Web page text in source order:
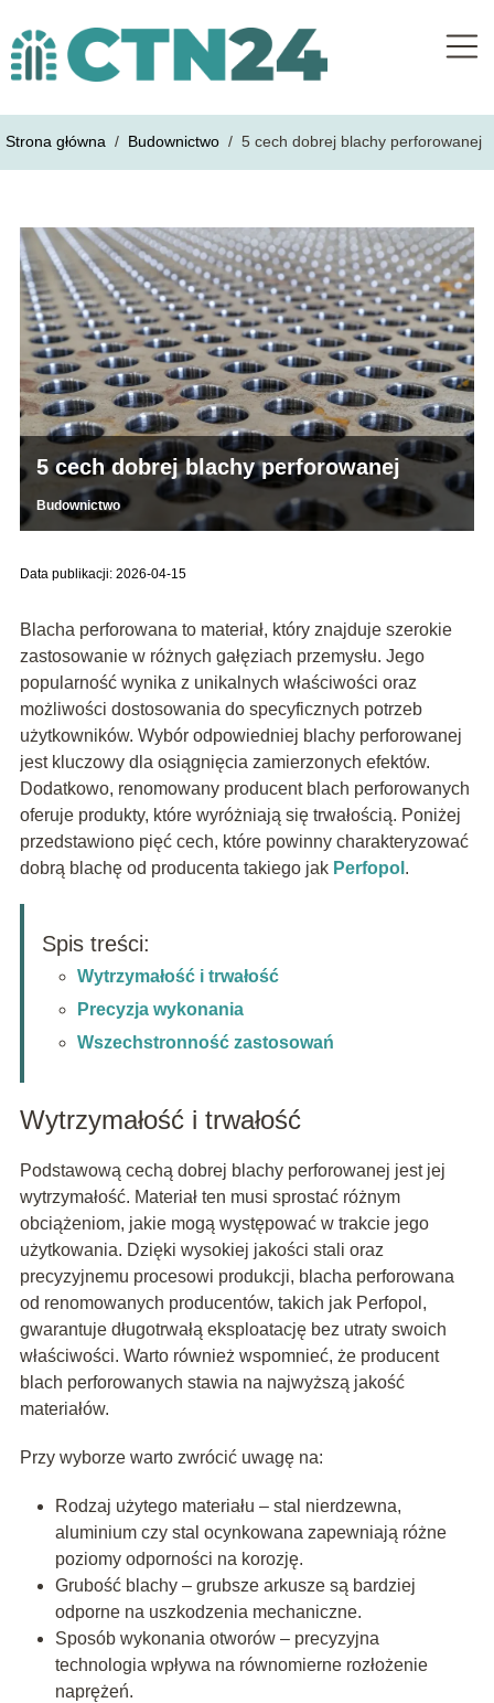
Strona główna / Budownictwo / 5 cech dobrej blachy perforowanej
5 cech dobrej blachy perforowanej
Budownictwo
Data publikacji: 2026-04-15
Blacha perforowana to materiał, który znajduje szerokie
zastosowanie w różnych gałęziach przemysłu. Jego
popularność wynika z unikalnych właściwości oraz
możliwości dostosowania do specyficznych potrzeb
użytkowników. Wybór odpowiedniej blachy perforowanej
jest kluczowy dla osiągnięcia zamierzonych efektów.
Dodatkowo, renomowany producent blach perforowanych
oferuje produkty, które wyróżniają się trwałością. Poniżej
przedstawiono pięć cech, które powinny charakteryzować
dobrą blachę od producenta takiego jak Perfopol .
Spis treści:
Wytrzymałość i trwałość
Precyzja wykonania
Wszechstronność zastosowań
Wytrzymałość i trwałość
Podstawową cechą dobrej blachy perforowanej jest jej
wytrzymałość. Materiał ten musi sprostać różnym
obciążeniom, jakie mogą występować w trakcie jego
użytkowania. Dzięki wysokiej jakości stali oraz
precyzyjnemu procesowi produkcji, blacha perforowana
od renomowanych producentów, takich jak Perfopol,
gwarantuje długotrwałą eksploatację bez utraty swoich
właściwości. Warto również wspomnieć, że producent
blach perforowanych stawia na najwyższą jakość
materiałów.
Przy wyborze warto zwrócić uwagę na:
Rodzaj użytego materiału – stal nierdzewna,
aluminium czy stal ocynkowana zapewniają różne
poziomy odporności na korozję.
Grubość blachy – grubsze arkusze są bardziej
odporne na uszkodzenia mechaniczne.
Sposób wykonania otworów – precyzyjna
technologia wpływa na równomierne rozłożenie
naprężeń.